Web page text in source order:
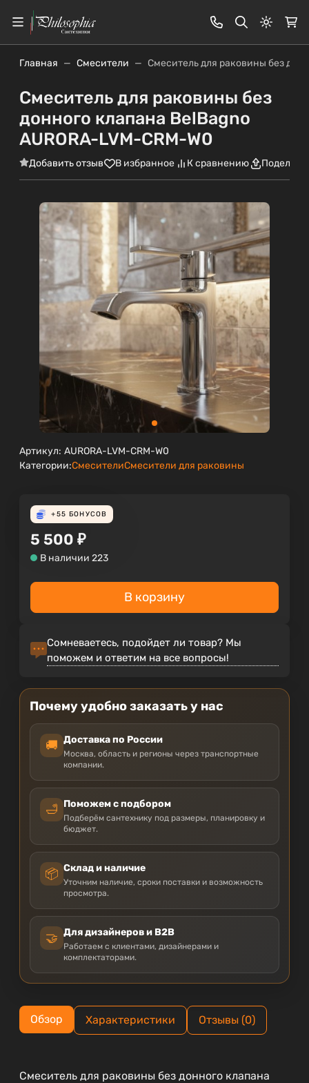
Главная Смесители Смеситель для раковины без
Смеситель для раковины без
донного клапана BelBagno
AURORA-LVM-CRM-W0
Добавить отзыв В избранное К сравнению
Артикул: AURORA-LVM-CRM-W0
Категории:СмесителиСмесители для раковины
+55 БОНУСОВ
5 500 ₽
В наличии 223
В корзину
Сомневаетесь, подойдет ли товар? Мы
поможем и ответим на все вопросы!
Почему удобно заказать у нас
🚚 Доставка по России
Москва, область и регионы через транспортные
компании.
🛁 Поможем с подбором
Подберём сантехнику под размеры, планировку и
бюджет.
📦 Склад и наличие
Уточним наличие, сроки поставки и возможность
просмотра.
🤝 Для дизайнеров и B2B
Работаем с клиентами, дизайнерами и
комплектаторами.
Обзор Характеристики Отзывы (0)
Смеситель для раковины без донного клапана